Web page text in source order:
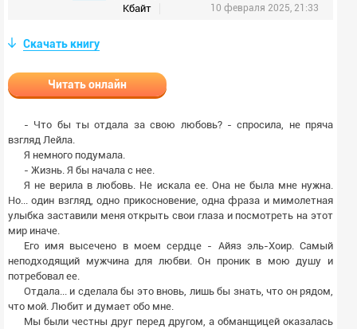
Кбайт
10 февраля 2025, 21:33
Скачать книгу
Читать онлайн
- Что бы ты отдала за свою любовь? - спросила, не пряча
взгляд Лейла.
Я немного подумала.
- Жизнь. Я бы начала с нее.
Я не верила в любовь. Не искала ее. Она не была мне нужна.
Но... один взгляд, одно прикосновение, одна фраза и мимолетная
улыбка заставили меня открыть свои глаза и посмотреть на этот
мир иначе.
Его имя высечено в моем сердце - Айяз эль-Хоир. Самый
неподходящий мужчина для любви. Он проник в мою душу и
потребовал ее.
Отдала... и сделала бы это вновь, лишь бы знать, что он рядом,
что мой. Любит и думает обо мне.
Мы были честны друг перед другом, а обманщицей оказалась